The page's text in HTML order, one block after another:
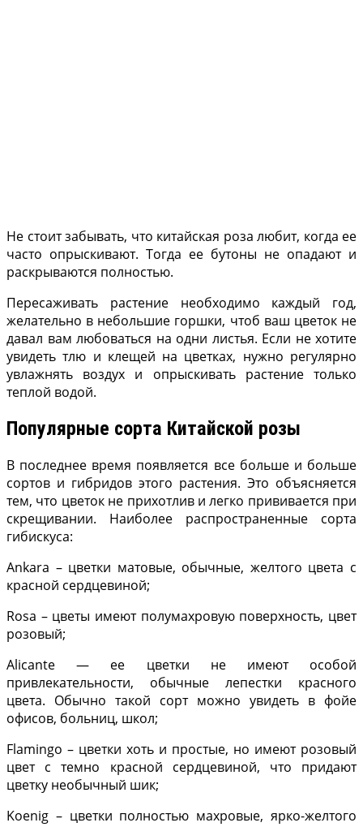
Не стоит забывать, что китайская роза любит, когда ее
часто опрыскивают. Тогда ее бутоны не опадают и
раскрываются полностью.
Пересаживать растение необходимо каждый год,
желательно в небольшие горшки, чтоб ваш цветок не
давал вам любоваться на одни листья. Если не хотите
увидеть тлю и клещей на цветках, нужно регулярно
увлажнять воздух и опрыскивать растение только
теплой водой.
Популярные сорта Китайской розы
В последнее время появляется все больше и больше
сортов и гибридов этого растения. Это объясняется
тем, что цветок не прихотлив и легко прививается при
скрещивании. Наиболее распространенные сорта
гибискуса:
Ankara – цветки матовые, обычные, желтого цвета с
красной сердцевиной;
Rosa – цветы имеют полумахровую поверхность, цвет
розовый;
Alicante — ее цветки не имеют особой
привлекательности, обычные лепестки красного
цвета. Обычно такой сорт можно увидеть в фойе
офисов, больниц, школ;
Flamingo – цветки хоть и простые, но имеют розовый
цвет с темно красной сердцевиной, что придают
цветку необычный шик;
Koenig – цветки полностью махровые, ярко-желтого